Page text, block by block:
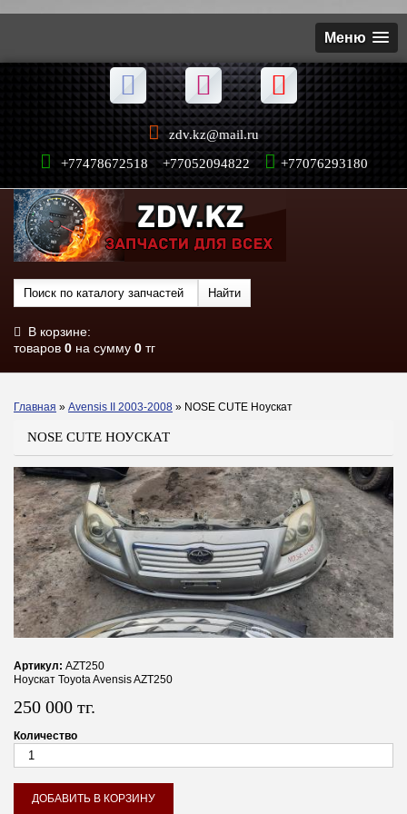
Меню
zdv.kz@mail.ru
+77478672518 +77052094822
+77076293180
В корзине:
товаров 0 на сумму 0 тг
Вы здесь
Главная » Avensis II 2003-2008 » NOSE CUTE Ноускат
NOSE CUTE НОУСКАТ
Артикул: AZT250
Ноускат Toyota Avensis AZT250
250 000 тг.
Количество